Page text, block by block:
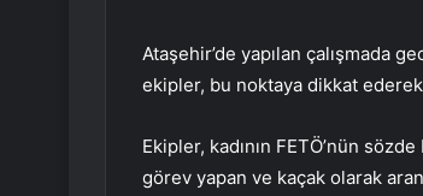
Ataşehir’de yapılan çalışmada
ekipler, bu noktaya dikkat
Ekipler, kadının FETÖ’nün
görev yapan ve kaçak olarak